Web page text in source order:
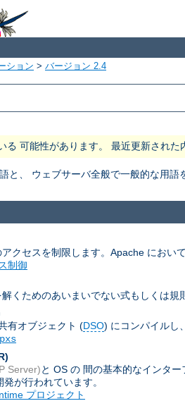
ション > バージョン 2.4
る 可能性があります。 最近更新された
と、 ウェブサーバ全般で一般的な用
クセスを制限します。Apache におい
制御
くためのあいまいでない式もしくは
有オブジェクト (DSO) にコンパイルし
Server)と OS の 間の基本的なインタ
が行われています。
プロジェクト